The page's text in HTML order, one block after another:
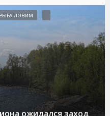
ожидался заход
РЫБУ ЛОВИМ